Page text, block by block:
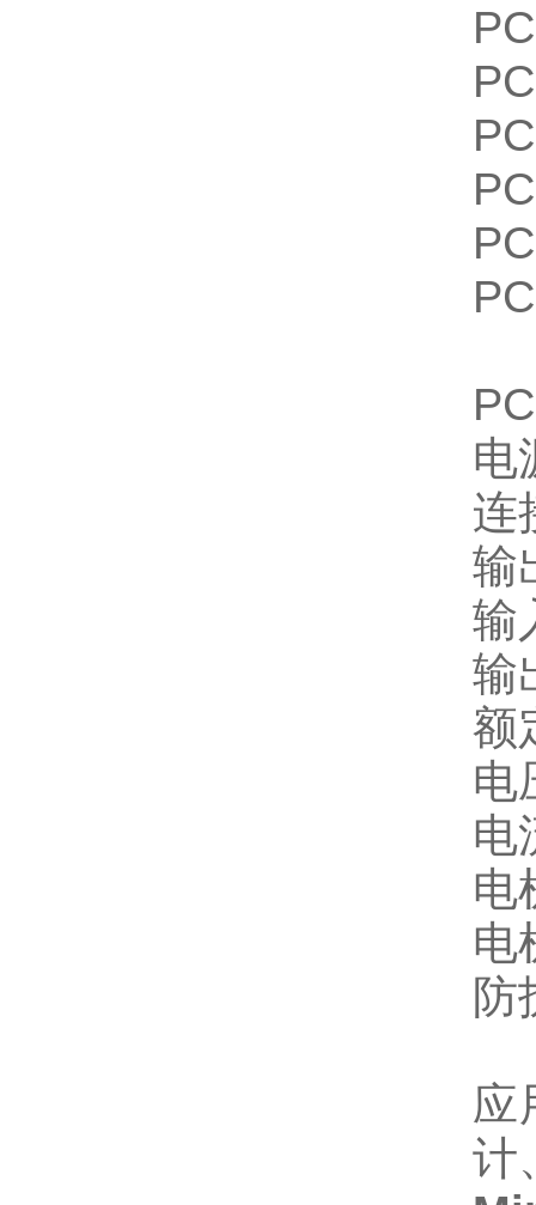
电
连
输
输
输
额
电
电
电
电
防
应
计